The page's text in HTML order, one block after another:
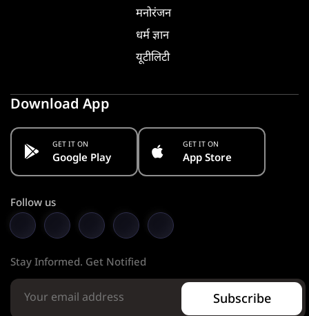
मनोरंजन
धर्म ज्ञान
यूटीलिटी
Download App
GET IT ON
Google Play
GET IT ON
App Store
Follow us
Stay Informed. Get Notified
Subscribe